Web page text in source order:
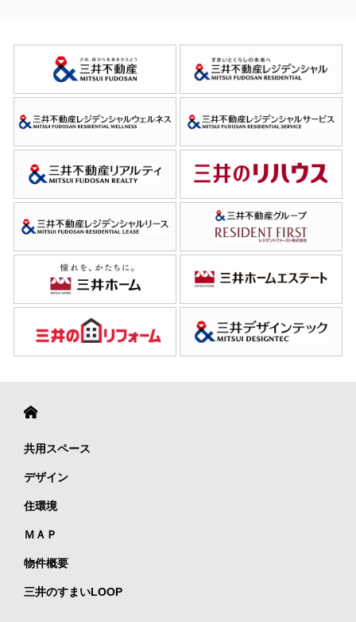
共用スペース
デザイン
住環境
ＭＡＰ
物件概要
三井のすまいLOOP